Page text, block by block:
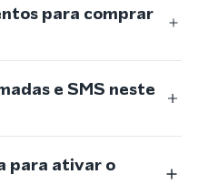
para comprar
e SMS neste
para ativar o